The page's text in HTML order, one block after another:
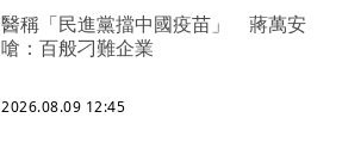
醫稱「民進黨擋中國疫苗」 蔣萬安
嗆：百般刁難企業
2026.08.09 12:45